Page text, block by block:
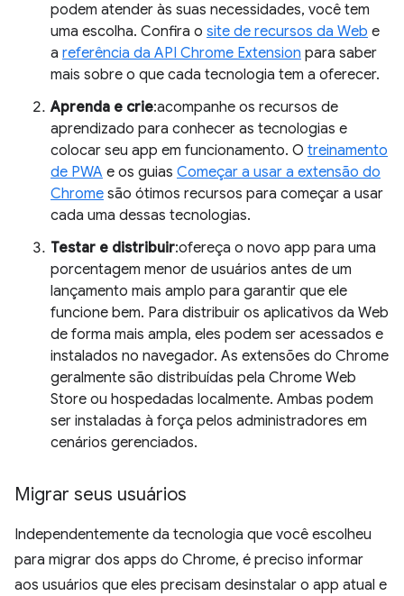
podem atender às suas necessidades, você tem
uma escolha. Confira o site de recursos da Web e
a referência da API Chrome Extension para saber
mais sobre o que cada tecnologia tem a oferecer.
Aprenda e crie:acompanhe os recursos de
aprendizado para conhecer as tecnologias e
colocar seu app em funcionamento. O treinamento
de PWA e os guias Começar a usar a extensão do
Chrome são ótimos recursos para começar a usar
cada uma dessas tecnologias.
Testar e distribuir:ofereça o novo app para uma
porcentagem menor de usuários antes de um
lançamento mais amplo para garantir que ele
funcione bem. Para distribuir os aplicativos da Web
de forma mais ampla, eles podem ser acessados e
instalados no navegador. As extensões do Chrome
geralmente são distribuídas pela Chrome Web
Store ou hospedadas localmente. Ambas podem
ser instaladas à força pelos administradores em
cenários gerenciados.
Migrar seus usuários
Independentemente da tecnologia que você escolheu
para migrar dos apps do Chrome, é preciso informar
aos usuários que eles precisam desinstalar o app atual e